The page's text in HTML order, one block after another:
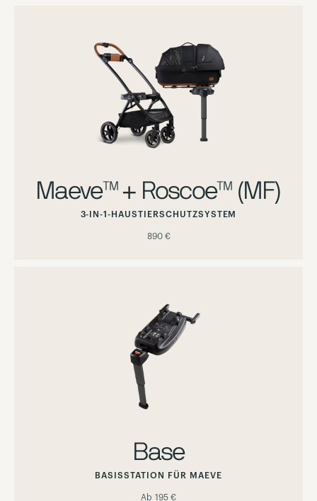
Maeve™ + Roscoe™ (MF)
3-IN-1-HAUSTIERSCHUTZSYSTEM
890 €
Base
BASISSTATION FÜR MAEVE
Ab 195 €